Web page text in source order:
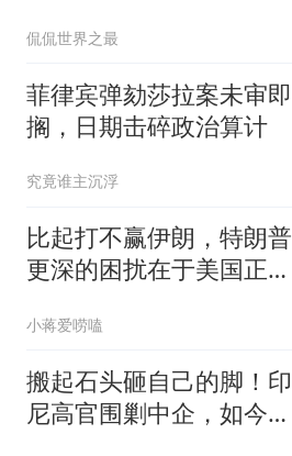
侃侃世界之最
菲律宾弹劾莎拉案未审即
搁，日期击碎政治算计
究竟谁主沉浮
比起打不赢伊朗，特朗普
更深的困扰在于美国正重
小蒋爱唠嗑
搬起石头砸自己的脚！印
尼高官围剿中企，如今烂